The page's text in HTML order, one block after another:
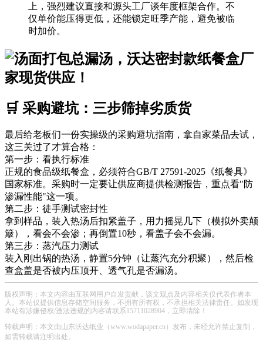
上，强烈建议直接和源头工厂谈年度框架合作。不
仅单价能压得更低，还能锁定旺季产能，避免被临
时加价。
🛒 采购避坑：三步筛掉劣质货
最后给老板们一份实操级的采购避坑指南，拿自家菜品去试，
这三关过了才算合格：
第一步：看执行标准
正规的食品级纸餐盒，必须符合GB/T 27591-2025《纸餐具》
国家标准。采购时一定要让供应商提供检测报告，重点看"防
渗漏性能"这一项。
第二步：徒手测试密封性
拿到样品，装入热汤后扣紧盖子，用力摇晃几下（模拟外卖颠
簸），看会不会渗；再倒置10秒，看盖子会不会漏。
第三步：蒸汽压力测试
装入刚出锅的热汤，静置5分钟（让蒸汽充分积聚），然后检
查盒盖是否被内压顶开、透气孔是否漏汤。
版权声明：本文内容由互联网用户自发贡献，该文观点及内容相关仅代表作者本
人。本站仅提供信息存储空间服务，不拥有所有权，不承担相关法律责任。如发现
本站有涉嫌侵权/违法违规的内容请联系15711028904，立即清除！
转载声明：本文由山东沃达纸业（www.wodapaper.cn）发布，未经允许禁止复制，
如需转载请注明出处。